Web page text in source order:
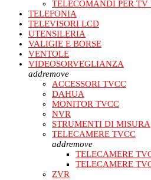
TELECOMANDI PER
TELEFONIA
TELEVISORI LCD
UTENSILERIA
VALIGIE E BORSE
VENTOLE
VIDEOSORVEGLIANZA
addremove
ACCESSORI TVCC
DAHUA
MONITOR TVCC
NVR
STRUMENTI DI MISURA
TELECAMERE TVCC
addremove
TELECAMERE
TELECAMERE
ZVR